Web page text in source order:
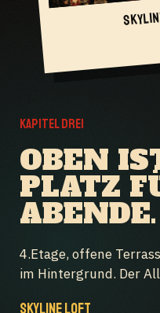
KAPITEL DREI
OBEN
PLATZ
ABENDE.
4.Etage, offene
im Hintergrund. Der
SKYLINE LOFT